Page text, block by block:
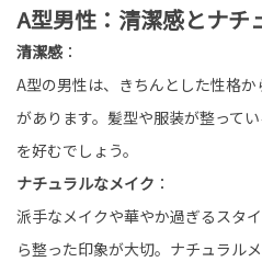
tend Editorial
【エピソード募集中
TREND（トレンド深堀）
A型男性：清潔感とナチ
清潔感：
A型の男性は、きちんとした性格
があります。髪型や服装が整って
を好むでしょう。
ナチュラルなメイク ：
派手なメイクや華やか過ぎるスタ
ら整った印象が大切。ナチュラル